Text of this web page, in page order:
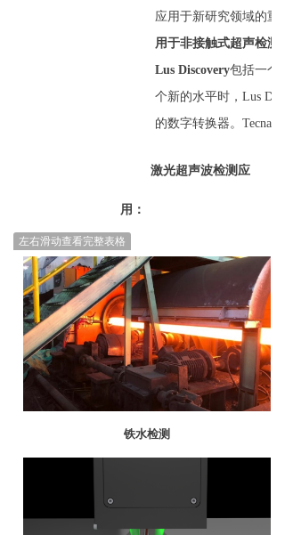
应用于新研究领域的
用于非接触式超声检测
Lus Discovery包括一个
个新的水平时，Lus
的数字转换器。
激光超声波检测应
用：
左右滑动查看完整表格
铁水检测